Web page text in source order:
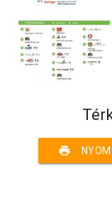
print